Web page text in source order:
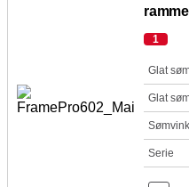
1
Glat
Glat
Serie